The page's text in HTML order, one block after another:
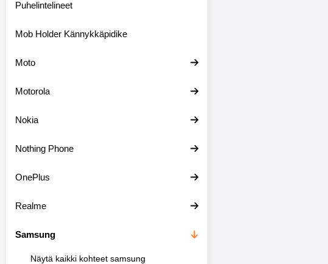
Puhelintelineet
Mob Holder Kännykkäpidike
Moto
Motorola
Nokia
Nothing Phone
OnePlus
Realme
Samsung
Näytä kaikki kohteet samsung